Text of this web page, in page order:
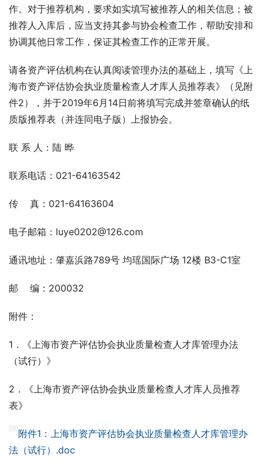
作。对于推荐机构，要求如实填写被推荐人的相关信息；被
推荐人入库后，应当支持其参与协会检查工作，帮助安排和
协调其他日常工作，保证其检查工作的正常开展。
请各资产评估机构在认真阅读管理办法的基础上，填写《上
海市资产评估协会执业质量检查人才库人员推荐表》（见附
件2），并于2019年6月14日前将填写完成并签章确认的纸
质版推荐表（并连同电子版）上报协会。
联 系 人：陆 晔
联系电话：021-64163542
传    真：021-64163604
电子邮箱：luye0202@126.com
通讯地址：肇嘉浜路789号 均瑶国际广场 12楼 B3-C1室
邮    编：200032
附件：
1．《上海市资产评估协会执业质量检查人才库管理办法
（试行）》
2．《上海市资产评估协会执业质量检查人才库人员推荐
表》
附件1：上海市资产评估协会执业质量检查人才库管理办
法（试行）.doc